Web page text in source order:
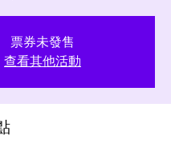
票券未發售
查看其他活動